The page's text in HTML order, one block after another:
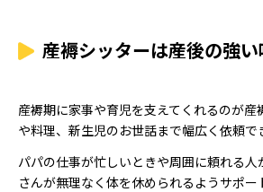
産褥シッターは産後の強い
産褥期に家事や育児を支えてくれるのが産
や料理、新生児のお世話まで幅広く依頼で
パパの仕事が忙しいときや周囲に頼れる
さんが無理なく体を休められるようサポー